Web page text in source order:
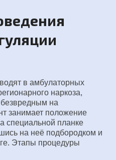
в амбулаторных
наркоза,
на
занимает положение
специальной планке
на неё подбородком и
Этапы процедуры